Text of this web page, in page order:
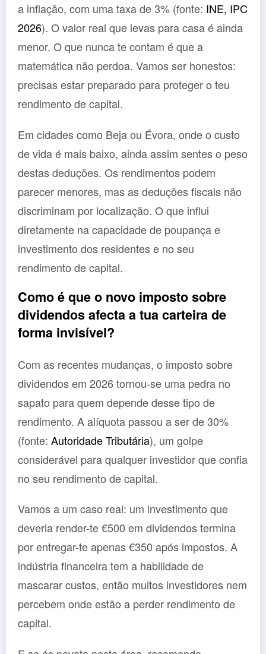
a inflação, com uma taxa de 3% (fonte: INE, IPC
2026). O valor real que levas para casa é ainda
menor. O que nunca te contam é que a
matemática não perdoa. Vamos ser honestos:
precisas estar preparado para proteger o teu
rendimento de capital.
Em cidades como Beja ou Évora, onde o custo
de vida é mais baixo, ainda assim sentes o peso
destas deduções. Os rendimentos podem
parecer menores, mas as deduções fiscais não
discriminam por localização. O que influi
diretamente na capacidade de poupança e
investimento dos residentes e no seu
rendimento de capital.
Como é que o novo imposto sobre
dividendos afecta a tua carteira de
forma invisível?
Com as recentes mudanças, o imposto sobre
dividendos em 2026 tornou-se uma pedra no
sapato para quem depende desse tipo de
rendimento. A alíquota passou a ser de 30%
(fonte: Autoridade Tributária), um golpe
considerável para qualquer investidor que confia
no seu rendimento de capital.
Vamos a um caso real: um investimento que
deveria render-te €500 em dividendos termina
por entregar-te apenas €350 após impostos. A
indústria financeira tem a habilidade de
mascarar custos, então muitos investidores nem
percebem onde estão a perder rendimento de
capital.